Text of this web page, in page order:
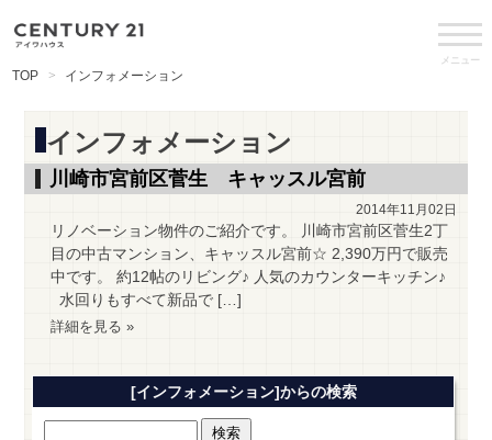
メニュー
TOP インフォメーション
インフォメーション
川崎市宮前区菅生 キャッスル宮前
2014年11月02日
リノベーション物件のご紹介です。 川崎市宮前区菅生2丁
目の中古マンション、キャッスル宮前☆ 2,390万円で販売
中です。 約12帖のリビング♪ 人気のカウンターキッチン♪
水回りもすべて新品で […]
詳細を見る »
[インフォメーション]からの検索